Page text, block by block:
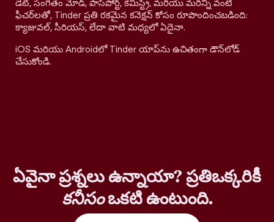
డేట్, సంగీతం మోడ్, పాస్‌పోర్ట్, కెమిస్ట్రీ, మరియు మరిన్ని వంటి
ఫీచర్‌లతో, Tinder ప్రతి రకమైన కనెక్షన్ కోసం రూపొందించబడింది:
క్యాజువల్, సీరియస్, లేదా వాటి మధ్యలో ఏదైనా.
iOS మరియు Androidలో Tinder యాప్‌ను ఉచితంగా డౌన్‌లోడ్
చేసుకోండి.
ఏవైనా ప్రశ్నలు ఉన్నాయా? ప్రతిఒక్కరికీ
కనీసంఒకటి ఉంటుంది.